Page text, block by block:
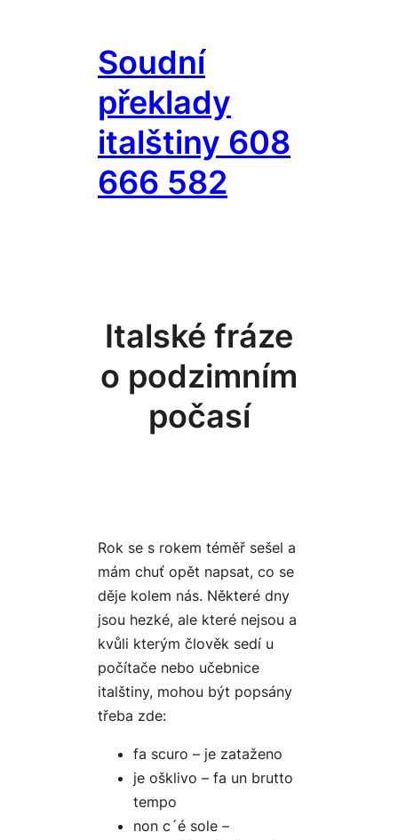
obsahSoudní
překlady
italštiny 608
666 582
Italské fráze
o podzimním
počasí
Rok se s rokem téměř sešel a
mám chuť opět napsat, co se
děje kolem nás. Některé dny
jsou hezké, ale které nejsou a
kvůli kterým člověk sedí u
počítače nebo učebnice
italštiny, mohou být popsány
třeba zde:
fa scuro – je zataženo
je ošklivo – fa un brutto
tempo
non c´é sole –